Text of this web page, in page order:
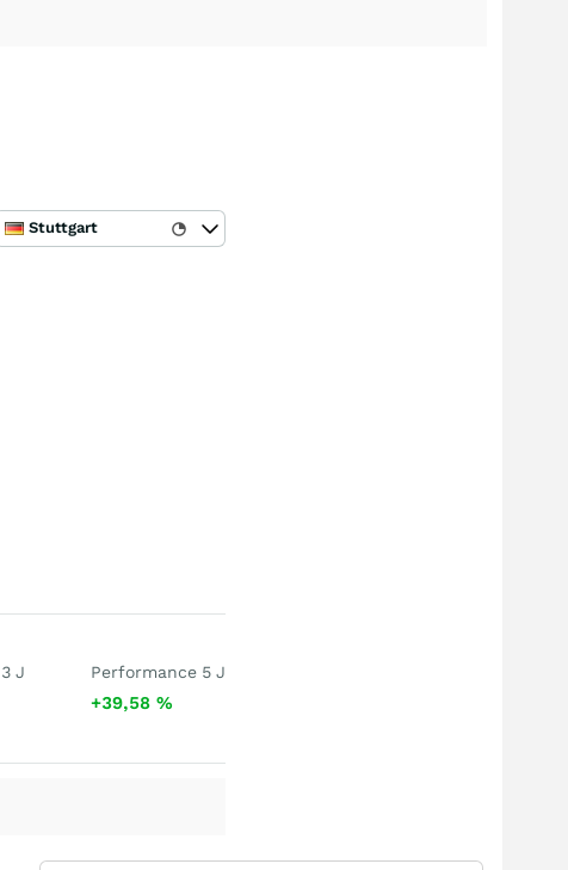
Stuttgart
J Performance 5 J
+39,58 %